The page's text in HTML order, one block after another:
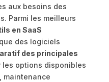
aux besoins des
Parmi les meilleurs
en SaaS
des logiciels
des principales
les options disponibles
maintenance